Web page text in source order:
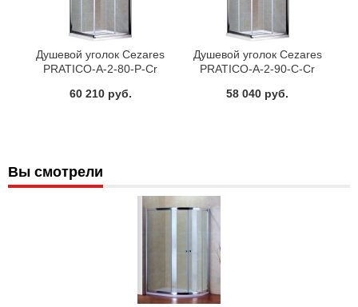
Душевой уголок Cezares
PRATICO-A-2-80-P-Cr
60 210 руб.
Душевой уголок Cezares
PRATICO-A-2-90-C-Cr
58 040 руб.
Вы смотрели